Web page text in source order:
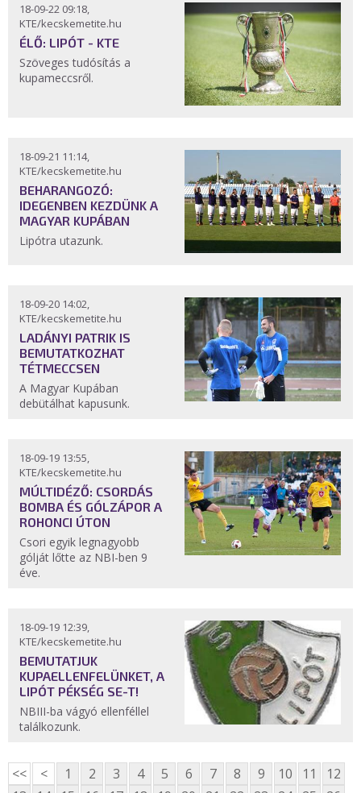
18-09-22 09:18,
KTE/kecskemetite.hu
ÉLŐ: LIPÓT - KTE
Szöveges tudósítás a
kupameccsről.
18-09-21 11:14,
KTE/kecskemetite.hu
BEHARANGOZÓ:
IDEGENBEN KEZDÜNK A
MAGYAR KUPÁBAN
Lipótra utazunk.
18-09-20 14:02,
KTE/kecskemetite.hu
LADÁNYI PATRIK IS
BEMUTATKOZHAT
TÉTMECCSEN
A Magyar Kupában
debütálhat kapusunk.
18-09-19 13:55,
KTE/kecskemetite.hu
MÚLTIDÉZŐ: CSORDÁS
BOMBA ÉS GÓLZÁPOR A
ROHONCI ÚTON
Csori egyik legnagyobb
gólját lőtte az NBI-ben 9
éve.
18-09-19 12:39,
KTE/kecskemetite.hu
BEMUTATJUK
KUPAELLENFELÜNKET, A
LIPÓT PÉKSÉG SE-T!
NBIII-ba vágyó ellenféllel
találkozunk.
<< < 1 2 3 4 5 6 7 8 9 10 11
12